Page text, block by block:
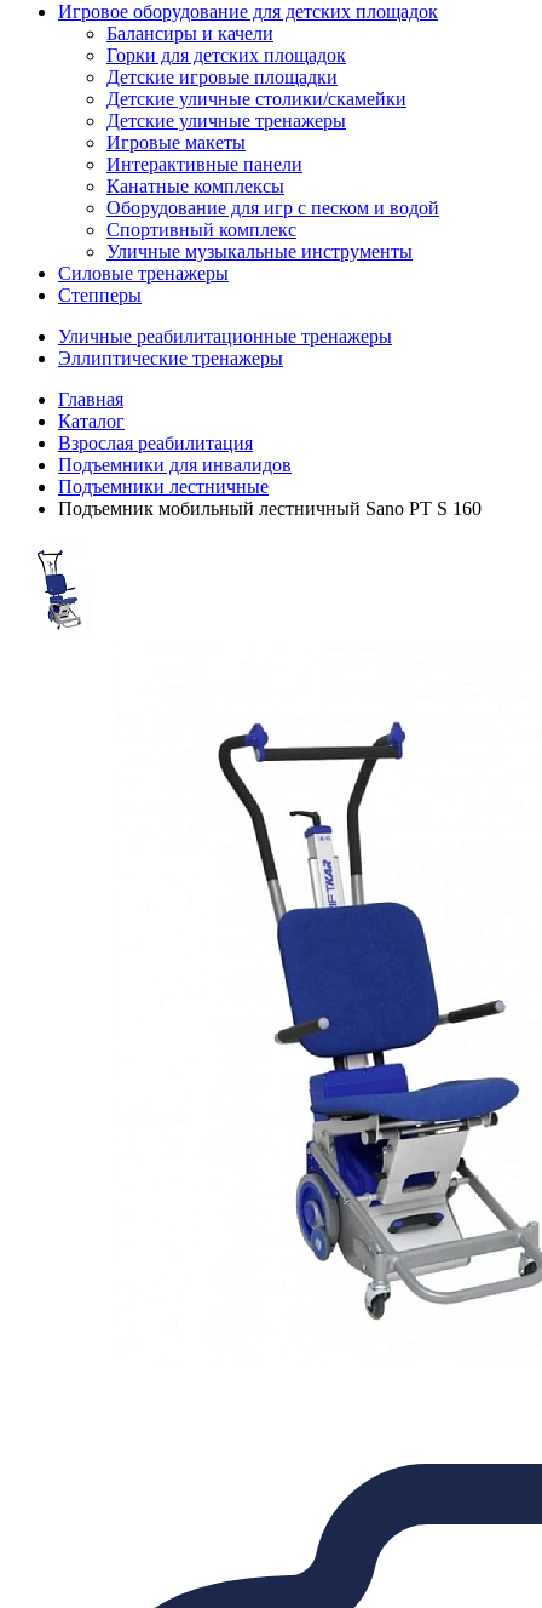
Игровое оборудование для детских площадок
Балансиры и качели
Горки для детских площадок
Детские игровые площадки
Детские уличные столики/скамейки
Детские уличные тренажеры
Игровые макеты
Интерактивные панели
Канатные комплексы
Оборудование для игр с песком и водой
Спортивный комплекс
Уличные музыкальные инструменты
Силовые тренажеры
Степперы
Уличные реабилитационные тренажеры
Эллиптические тренажеры
Главная
Каталог
Взрослая реабилитация
Подъемники для инвалидов
Подъемники лестничные
Подъемник мобильный лестничный Sano PT S 160